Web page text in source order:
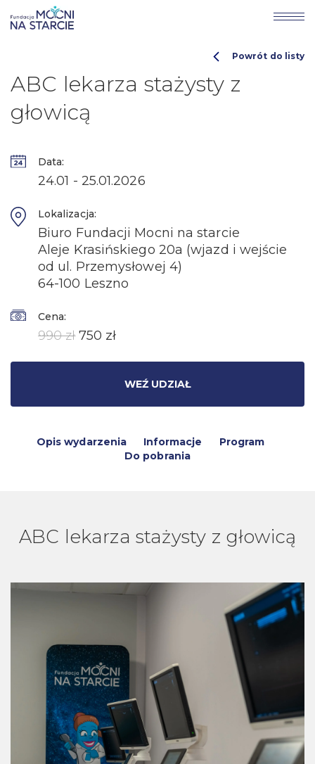
ABC lekarza stażysty z
głowicą
Powrót do listy
Data:
24.01 - 25.01.2026
Lokalizacja:
Biuro Fundacji Mocni na starcie
Aleje Krasińskiego 20a (wjazd i wejście
od ul. Przemysłowej 4)
64-100 Leszno
Cena:
990 zł 750 zł
WEŹ UDZIAŁ
Opis wydarzenia Informacje
Program
Do pobrania
ABC lekarza stażysty z głowicą